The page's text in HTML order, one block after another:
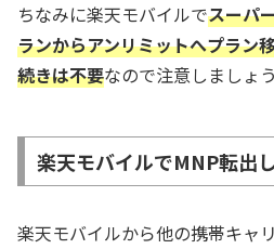
ちなみに楽天モバイルでスーパ
ランからアンリミットへプラン
続きは不要なので注意しましょう
楽天モバイルでMNP転出
楽天モバイルから他の携帯キャ